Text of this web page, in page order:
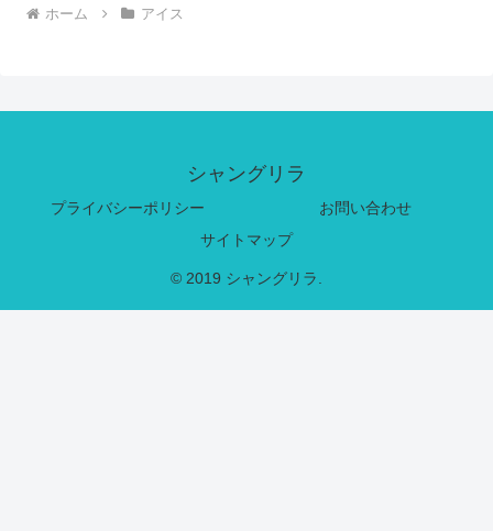
ホーム アイス
シャングリラ
プライバシーポリシー
お問い合わせ
サイトマップ
© 2019 シャングリラ.